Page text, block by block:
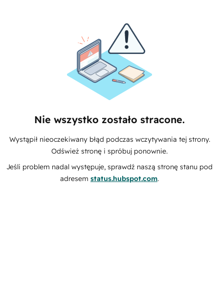
Nie wszystko zostało stracone.
Wystąpił nieoczekiwany błąd podczas wczytywania tej strony.
Odśwież stronę i spróbuj ponownie.
Jeśli problem nadal występuje, sprawdź naszą stronę stanu pod
adresem status.hubspot.com.